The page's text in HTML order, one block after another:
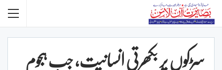
سڑکوں پر بکھرتی انسانیت، جب ہجوم